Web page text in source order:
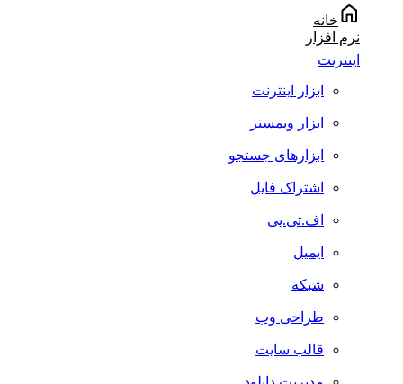
خانه
نرم افزار
اینترنت
ابزار اینترنت
ابزار وبمستر
ابزارهای جستجو
اشتراک فایل
اف.تی.پی
ایمیل
شبکه
طراحی وب
قالب سایت